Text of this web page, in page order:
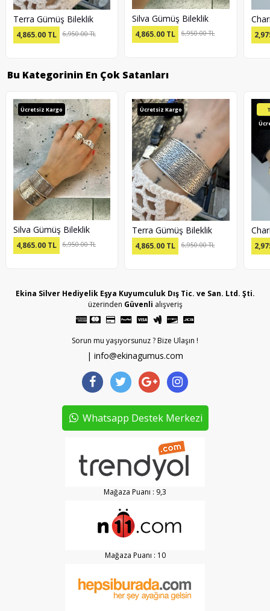
Terra Gümüş Bileklik
4,865.00TL 6,950.00 TL
Silva Gümüş Bileklik
4,865.00 TL 6,950.00 TL
Bu Kategorinin En Çok Satanları
Ücretsiz Kargo
Silva Gümüş Bileklik
4,865.00TL 6,950.00 TL
Ücretsiz Kargo
Terra Gümüş Bileklik
4,865.00 TL 6,950.00 TL
Ekina Silver Hediyelik Eşya Kuyumculuk Dış Tic. ve San. Ltd. Şti.
üzerinden Güvenli alışveriş
Sorun mu yaşıyorsunuz ? Bize Ulaşın !
| info@ekinagumus.com
Whatsapp Destek Merkezi
Mağaza Puanı : 9,3
Mağaza Puanı : 10